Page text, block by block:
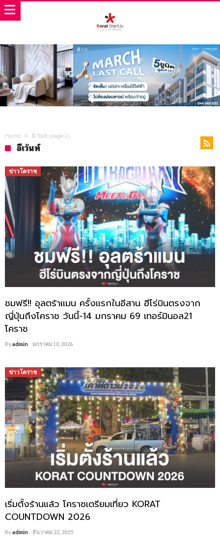
Home อีเว้นท์ (page 2)
อีเว้นท์
ข่าวโคราช
ชมฟรี!! อุลตร้าแมน ครั้งแรกในอีสาน ฮีโร่บินตรงจาก
ญี่ปุ่นถึงโคราช วันนี้-14 มกราคม 69 เทอร์มินอล21
โคราช
Byadmin มกราคม 10, 2026
ข่าวโคราช
เริ่มตั้งร้านแล้ว โคราชเตรียมเที่ยว KORAT
COUNTDOWN 2026
Byadmin ธันวาคม 22, 2025